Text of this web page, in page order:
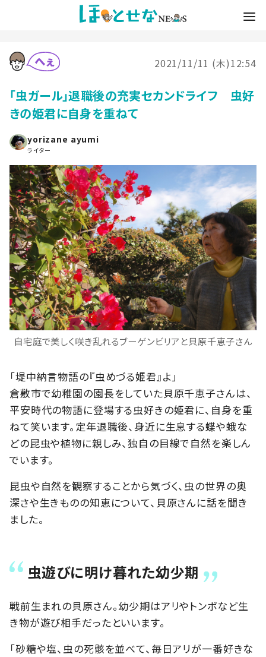
2021/11/11 (木)12:54
「虫ガール」退職後の充実セカンドライフ 虫好
きの姫君に自身を重ねて
yorizane ayumi
ライター
自宅庭で美しく咲き乱れるブーゲンビリアと貝原千恵子さん
「堤中納言物語の『虫めづる姫君』よ」
倉敷市で幼稚園の園長をしていた貝原千恵子さんは、
平安時代の物語に登場する虫好きの姫君に、自身を重
ねて笑います。定年退職後、身近に生息する蝶や蛾な
どの昆虫や植物に親しみ、独自の目線で自然を楽しん
でいます。
昆虫や自然を観察することから気づく、虫の世界の奥
深さや生きものの知恵について、貝原さんに話を聞き
ました。
虫遊びに明け暮れた幼少期
戦前生まれの貝原さん。幼少期はアリやトンボなど生
き物が遊び相手だったといいます。
「砂糖や塩、虫の死骸を並べて、毎日アリが一番好きな